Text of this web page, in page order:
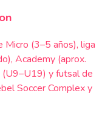
Micro (3–5 años), liga
Academy (aprox.
y futsal de
Soccer Complex y